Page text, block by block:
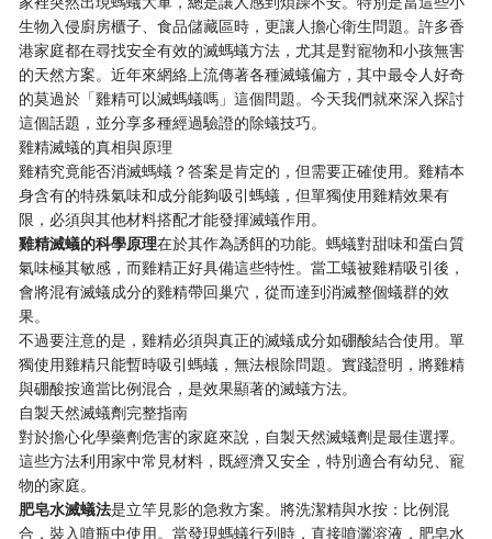
生物入侵廚房櫃子、食品儲藏區時，更讓人擔心衛生問題。許多香
港家庭都在尋找安全有效的滅螞蟻方法，尤其是對寵物和小孩無害
的天然方案。近年來網絡上流傳著各種滅蟻偏方，其中最令人好奇
的莫過於「雞精可以滅螞蟻嗎」這個問題。今天我們就來深入探討
這個話題，並分享多種經過驗證的除蟻技巧。
雞精滅蟻的真相與原理
雞精究竟能否消滅螞蟻？答案是肯定的，但需要正確使用。雞精本
身含有的特殊氣味和成分能夠吸引螞蟻，但單獨使用雞精效果有
限，必須與其他材料搭配才能發揮滅蟻作用。
​雞精滅蟻的科學原理​​在於其作為誘餌的功能。螞蟻對甜味和蛋白質
氣味極其敏感，而雞精正好具備這些特性。當工蟻被雞精吸引後，
會將混有滅蟻成分的雞精帶回巢穴，從而達到消滅整個蟻群的效
果。
不過要注意的是，雞精必須與真正的滅蟻成分如硼酸結合使用。單
獨使用雞精只能暫時吸引螞蟻，無法根除問題。實踐證明，將雞精
與硼酸按適當比例混合，是效果顯著的滅蟻方法。
自製天然滅蟻劑完整指南
對於擔心化學藥劑危害的家庭來說，自製天然滅蟻劑是最佳選擇。
這些方法利用家中常見材料，既經濟又安全，特別適合有幼兒、寵
物的家庭。
​肥皂水滅蟻法​​是立竿見影的急救方案。將洗潔精與水按：比例混
合，裝入噴瓶中使用。當發現螞蟻行列時，直接噴灑溶液，肥皂水